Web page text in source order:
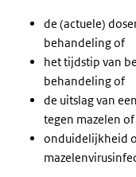
de (actuele)
behandeling of
het tijdstip van
behandeling of
de uitslag van
tegen mazelen of
onduidelijkheid